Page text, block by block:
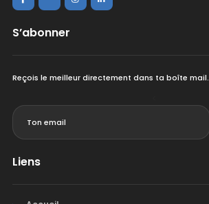
S’abonner
Reçois le meilleur directement dans ta boîte mail.
Liens